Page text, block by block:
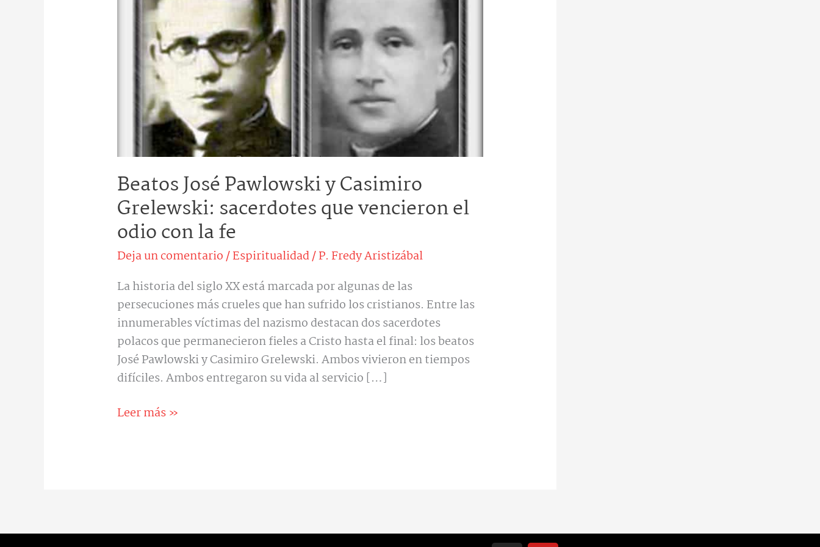
Beatos José Pawlowski y Casimiro
Grelewski: sacerdotes que vencieron el
odio con la fe
Deja un comentario/Espiritualidad/P. Fredy Aristizábal
La historia del siglo XX está marcada por algunas de las
persecuciones más crueles que han sufrido los cristianos. Entre las
innumerables víctimas del nazismo destacan dos sacerdotes
polacos que permanecieron fieles a Cristo hasta el final: los beatos
José Pawlowski y Casimiro Grelewski. Ambos vivieron en tiempos
difíciles. Ambos entregaron su vida al servicio […]
Pawlowski
Casimiro
Grelewski:
sacerdotes
que
vencieron
odio
con
la
fe
Leer más »